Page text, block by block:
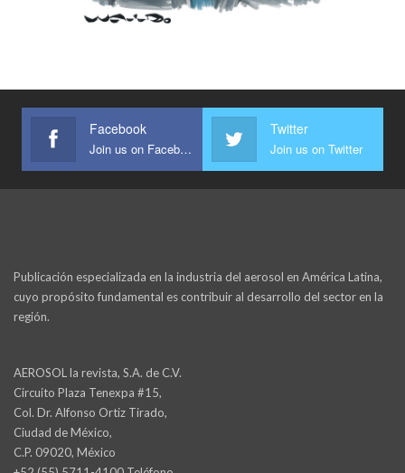
Facebook
Join us on Facebook
Twitter
Join us on Twitter
Publicación especializada en la industria del aerosol en América Latina,
cuyo propósito fundamental es contribuir al desarrollo del sector en la
región.
AEROSOL la revista, S.A. de C.V.
Circuito Plaza Tenexpa #15,
Col. Dr. Alfonso Ortiz Tirado,
Ciudad de México,
C.P. 09020, México